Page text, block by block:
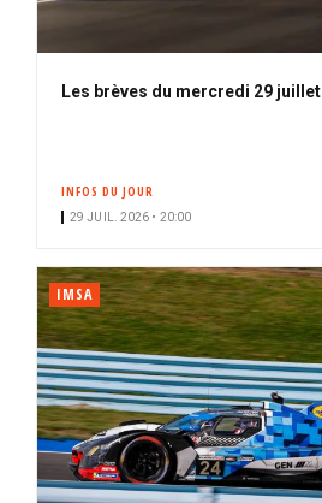
Les brèves du mercredi 29 juillet
INFOS DU JOUR
29 JUIL. 2026 • 20:00
IMSA